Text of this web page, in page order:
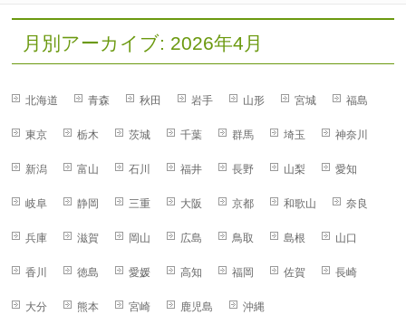
月別アーカイブ: 2026年4月
北海道 青森 秋田 岩手 山形 宮城 福島
東京 栃木 茨城 千葉 群馬 埼玉 神奈川
新潟 富山 石川 福井 長野 山梨 愛知
岐阜 静岡 三重 大阪 京都 和歌山 奈良
兵庫 滋賀 岡山 広島 鳥取 島根 山口
香川 徳島 愛媛 高知 福岡 佐賀 長崎
大分 熊本 宮崎 鹿児島 沖縄